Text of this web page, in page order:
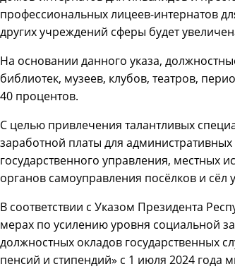
профессиональных лицеев-интернатов
других учреждений сферы будет
На основании данного указа,
библиотек, музеев, клубов, театров,
40 процентов.
С целью привлечения талантливых
заработной платы для
государственного управления, местных
органов самоуправления посёлков и сёл
В соответствии с Указом Президента
мерах по усилению уровня социальной
должностных окладов государственных
пенсий и стипендий» с 1 июля 2024 года